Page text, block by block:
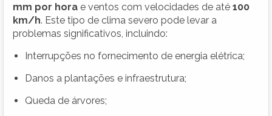
mm por hora e ventos com velocidades de até 100
km/h. Este tipo de clima severo pode levar a
problemas significativos, incluindo:
Interrupções no fornecimento de energia elétrica;
Danos a plantações e infraestrutura;
Queda de árvores;